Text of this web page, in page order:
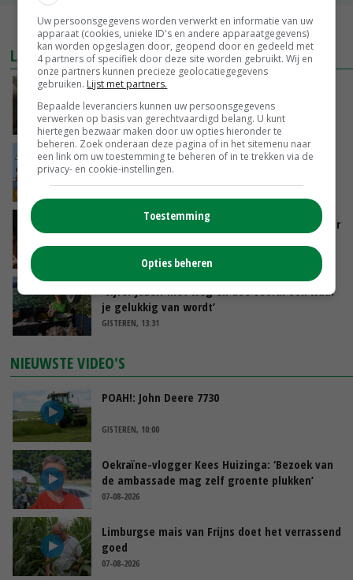
MEER MARKTPRIJZEN
LAATSTE NIEUWS
‘Samenwerking A-ware en Amalthea gaat
zorgen voor meer balans’
GISTEREN, 16:01
Internationale vraag naar geitenzuivel blijft
groot: Nederland in Europese top
GISTEREN, 15:33
Vlaamse varkensstapel krimpt, pluimveesector
‘Cijfer jezelf niet weg en doe vooral ook waar
je gelukkig van wordt’
GISTEREN, 13:31
NIEUWSTE VIDEO'S
POAH!: John Deere 7730
GISTEREN, 10:00
Oekraïne-vlogger Kees Huizinga: ‘Bezoek van
de ambassade mag zelf groente plukken’
07-08-2026
Limburgse mais van Frijns doet het verrassend
goed
07-08-2026
Uw persoonsgegevens worden verwerkt en informatie van uw
apparaat (cookies, unieke ID's en andere apparaatgegevens)
kan worden opgeslagen door, geopend door en gedeeld met
4 partners of specifiek door deze site worden gebruikt. Wij en
onze partners kunnen precieze geolocatiegegevens
gebruiken. Lijst met partners.
Bepaalde leveranciers kunnen uw persoonsgegevens
verwerken op basis van gerechtvaardigd belang. U kunt
hiertegen bezwaar maken door uw opties hieronder te
beheren. Zoek onderaan deze pagina of in het sitemenu naar
een link om uw toestemming te beheren of in te trekken via de
privacy- en cookie-instellingen.
Toestemming
Opties beheren